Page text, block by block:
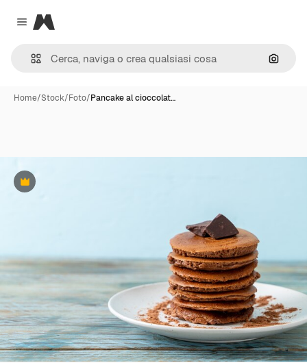
Close menu
Magnific
Cerca
Home/Stock/Foto/Pancake al cioccolat…
Premium